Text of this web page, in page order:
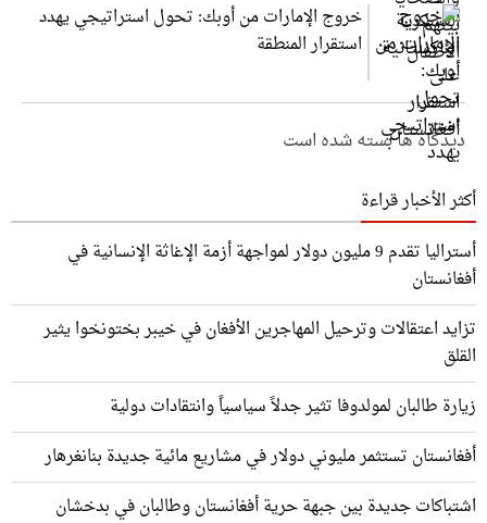
خروج الإمارات من أوبك: تحول استراتيجي يهدد
استقرار المنطقة
دیدگاه ها بسته شده است
أكثر الأخبار قراءة
أستراليا تقدم 9 مليون دولار لمواجهة أزمة الإغاثة الإنسانية في
أفغانستان
تزايد اعتقالات وترحيل المهاجرين الأفغان في خيبر بختونخوا يثير
القلق
زيارة طالبان لمولدوفا تثير جدلاً سياسياً وانتقادات دولية
أفغانستان تستثمر مليوني دولار في مشاريع مائية جديدة بنانغرهار
اشتباكات جديدة بين جبهة حرية أفغانستان وطالبان في بدخشان